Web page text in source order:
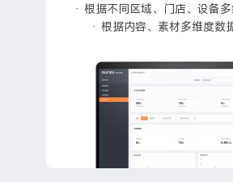
· 根据不同区域、门店、设备多
· 根据内容、素材多维度数